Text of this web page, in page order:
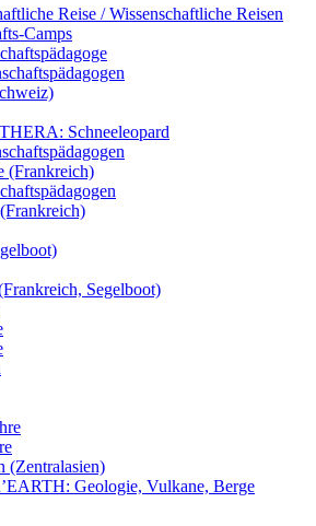
Reise / Wissenschaftliche Reisen
Camps
Schneeleopard
(Frankreich)
Segelboot)
(Zentralasien)
Geologie, Vulkane, Berge